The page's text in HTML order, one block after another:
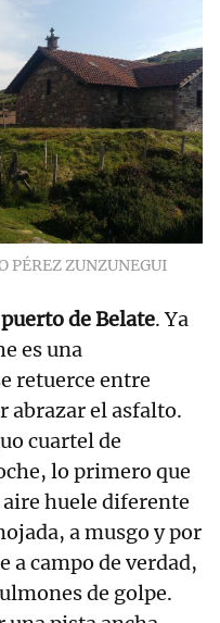
PÉREZ ZUNZUNEGUI
puerto de Belate. Ya
es una
retuerce entre
abrazar el asfalto.
cuartel de
lo primero que
huele diferente
a musgo y por
a campo de verdad,
de golpe.